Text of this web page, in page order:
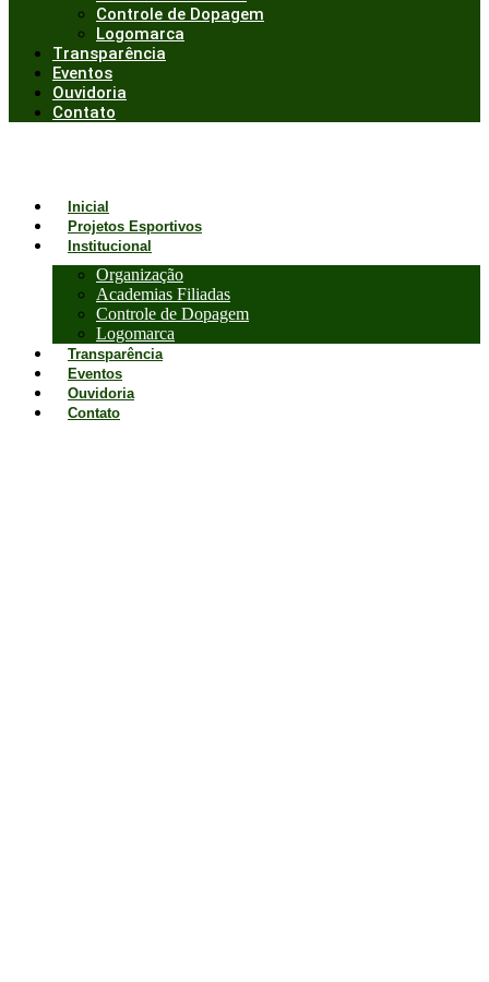
Controle de Dopagem
Logomarca
Transparência
Eventos
Ouvidoria
Contato
Inicial
Projetos Esportivos
Institucional
Organização
Academias Filiadas
Controle de Dopagem
Logomarca
Transparência
Eventos
Ouvidoria
Contato